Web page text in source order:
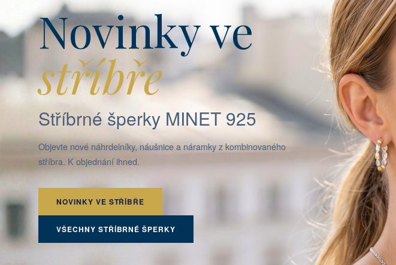
Novinky ve
stříbře
Stříbrné šperky MINET 925
Objevte nové náhrdelníky, náušnice a náramky z kombinovaného
stříbra. K objednání ihned.
NOVINKY VE STŘÍBŘE
VŠECHNY STŘÍBRNÉ ŠPERKY